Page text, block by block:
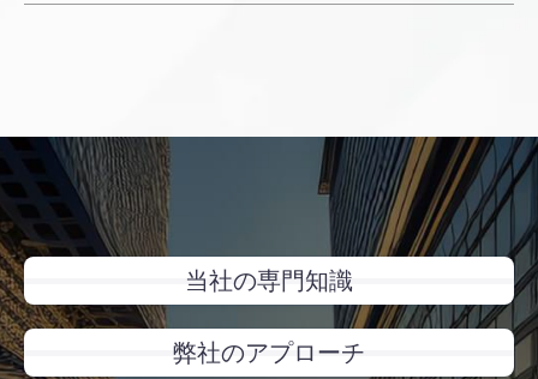
当社の専門知識
弊社のアプローチ